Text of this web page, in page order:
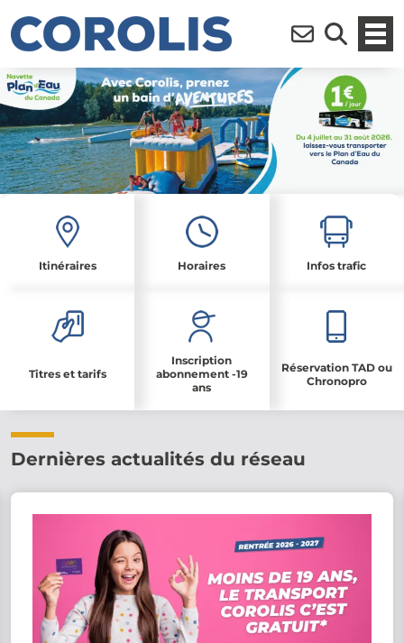
Inscription à la
Moteur de
Itinéraires Horaires Infos trafic
Titres et tarifs
Inscription
abonnement -19
ans
Réservation TAD ou
Chronopro
Dernières actualités du réseau